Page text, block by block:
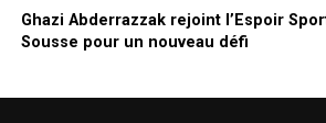
Ghazi Abderrazzak rejoint l’Espoir
Sousse pour un nouveau défi